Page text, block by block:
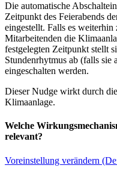
Die automatische
Zeitpunkt des Feierabends
eingestellt. Falls es
Mitarbeitenden die
festgelegten Zeitpunkt stellt
Stundenrhytmus ab (falls sie
eingeschalten werden.
Dieser Nudge wirkt durch
Klimaanlage.
Welche
relevant?
Voreinstellung verändern